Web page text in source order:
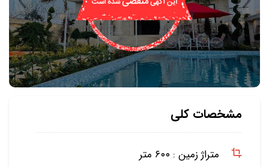
مشخصات کلی
متراژ زمین : ۶۰۰ متر